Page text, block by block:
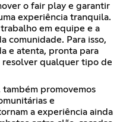
o fair play e garantir
experiência tranquila.
em equipe e a
comunidade. Para isso,
e atenta, pronta para
qualquer tipo de
promovemos
e
a experiência ainda